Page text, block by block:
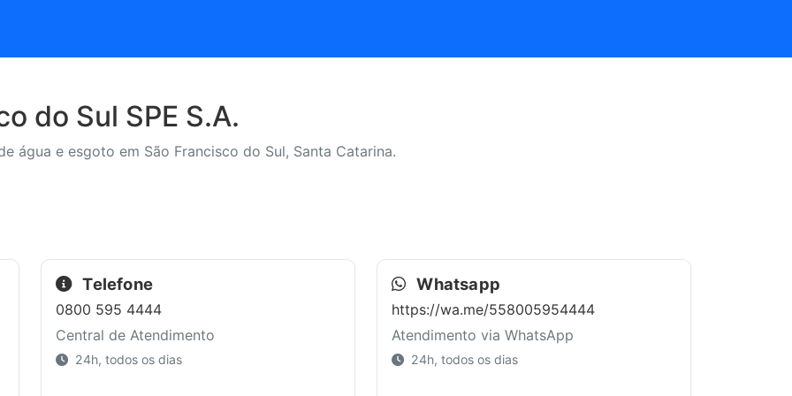
do Sul SPE S.A.
água e esgoto em São Francisco do Sul, Santa Catarina.
Telefone
0800 595 4444
Central de Atendimento
24h, todos os dias
Whatsapp
https://wa.me/558005954444
Atendimento via WhatsApp
24h, todos os dias